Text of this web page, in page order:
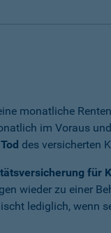
monatliche
im Voraus
des versicherten
für
wieder zu einer
lediglich, wenn